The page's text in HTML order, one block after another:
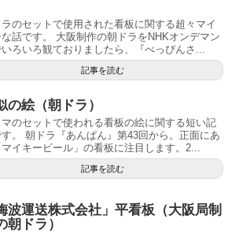
のセットで使用された看板に関する超々マイ
話です。 大阪制作の朝ドラをNHKオンデマン
いろいろ観ておりましたら、『べっぴんさ...
記事を読む
の絵（朝ドラ）
マのセットで使われる看板の絵に関する短い記
。 朝ドラ『あんぱん』第43回から。正面にあ
イキービール」の看板に注目します。2...
記事を読む
波運送株式会社」平看板（大阪局制
朝ドラ）